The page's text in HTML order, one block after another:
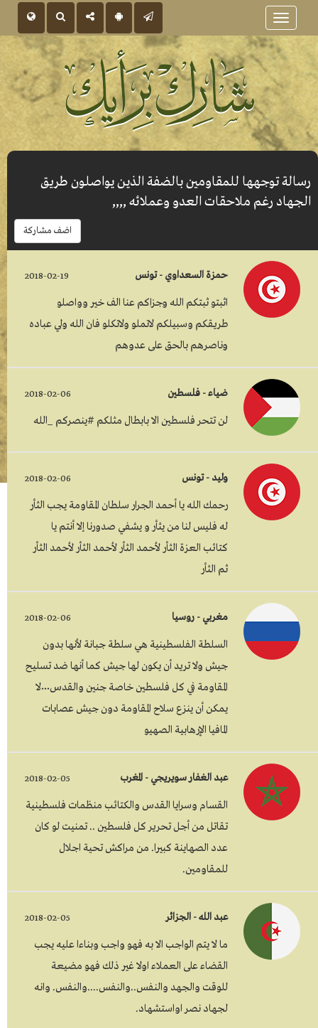
Toggle
navigation
رسالة توجهها للمقاومين بالضفة الذين يواصلون طريق
الجهاد رغم ملاحقات العدو وعملائه ,,,,
اضف مشاركة
حمزة السعداوي - تونس 2018-02-19
اثبتو ثبتكم الله وجزاكم عنا الف خير وواصلو
طريقكم وسبيلكم لاتملو ولاتكلو فان الله ولي عباده
وناصرهم بالحق على عدوهم
ضياء - فلسطين 2018-02-06
لن تتحر فلسطين الا بابطال مثلكم #ينصركم _الله
وليد - تونس 2018-02-06
رحمك الله يا أحمد الجرار سلطان المقاومة يجب الثأر
له فليس لنا من يثأر و يشفي صدورنا إلا أنتم يا
كتائب العزة الثأر لأحمد الثأر لأحمد الثأر لأحمد الثأر
ثم الثأر
مغربي - روسيا 2018-02-06
السلطة الفلسطينية هي سلطة جبانة لأنها بدون
جيش ولا تريد أن يكون لها جيش كما أنها ضد تسليح
المقاومة في كل فلسطين خاصة جنين والقدس٠٠٠لا
يمكن أن ينزع سلاح المقاومة دون جيش عصابات
المافيا الإرهابية الصهيو
عبد الغفار سويريجي - المغرب 2018-02-05
القسام وسرايا القدس والكتائب منظمات فلسطينية
تقاتل من أجل تحرير كل فلسطين .. تمنيت لو كان
عدد الصهاينة كبيرا. من مراكش تحية اجلال
للمقاومين.
عبد الله - الجزائر 2018-02-05
ما لا يتم الواجب الا به فهو واجب وبناءا عليه يجب
القضاء على العملاء اولا غير ذلك فهو مضيعة
للوقت والجهد والنفس..والنفس....والنفس. وانه
لجهاد نصر اواستشهاد.